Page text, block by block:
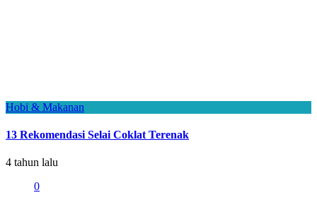
Hobi & Makanan
13 Rekomendasi Selai Coklat Terenak
4 tahun lalu
0